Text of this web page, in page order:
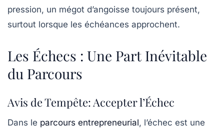
pression, un mégot d’angoisse toujours présent,
surtout lorsque les échéances approchent.
Les Échecs : Une Part Inévitable
du Parcours
Avis de Tempête: Accepter l’Échec
Dans le parcours entrepreneurial, l’échec est une